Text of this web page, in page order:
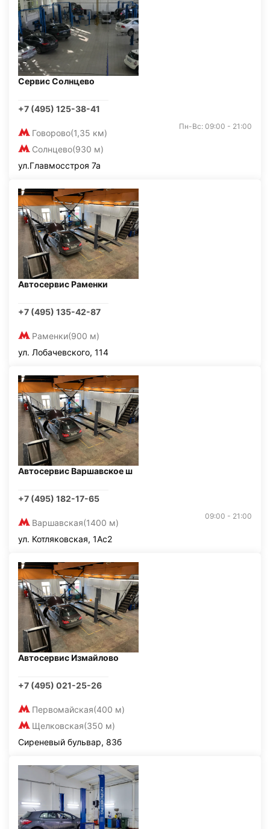
Сервис Солнцево
+7 (495) 125-38-41
Говорово(1,35 км)
Солнцево(930 м)
Пн-Вс: 09:00 - 21:00
ул.Главмосстроя 7а
Автосервис Раменки
+7 (495) 135-42-87
Раменки(900 м)
ул. Лобачевского, 114
Автосервис Варшавское ш
+7 (495) 182-17-65
Варшавская(1400 м)
09:00 - 21:00
ул. Котляковская, 1Ас2
Автосервис Измайлово
+7 (495) 021-25-26
Первомайская(400 м)
Щелковская(350 м)
Сиреневый бульвар, 83б